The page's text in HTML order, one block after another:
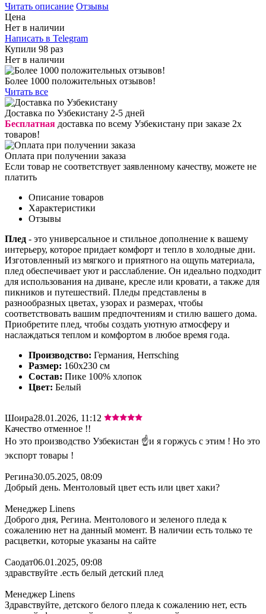
Читать описание Отзывы
Цена
Нет в наличии
Написать в Telegram
Купили 98 раз
Нет в наличии
Более 1000 положительных отзывов!
Читать все
Доставка по Узбекистану 2-5 дней
Бесплатная доставка по всему Узбекистану при заказе 2х
товаров!
Оплата при получении заказа
Если товар не соответствует заявленному качеству, можете не
платить
Описание товаров
Характеристики
Отзывы
Плед - это универсальное и стильное дополнение к вашему
интерьеру, которое придает комфорт и тепло в холодные дни.
Изготовленный из мягкого и приятного на ощупь материала,
плед обеспечивает уют и расслабление. Он идеально подходит
для использования на диване, кресле или кровати, а также для
пикников и путешествий. Пледы представлены в
разнообразных цветах, узорах и размерах, чтобы
соответствовать вашим предпочтениям и стилю вашего дома.
Приобретите плед, чтобы создать уютную атмосферу и
наслаждаться теплом и комфортом в любое время года.
Производство: Германия, Herrsching
Размер: 160х230 см
Состав: Пике 100% хлопок
Цвет: Белый
Шоира28.01.2026, 11:12
Качество отменное !!
Но это производство Узбекистан ☝️и я горжусь с этим ! Но это
экспорт товары !
Регина30.05.2025, 08:09
Добрый день. Ментоловый цвет есть или цвет хаки?
Менеджер Linens
Доброго дня, Регина. Ментолового и зеленого пледа к
сожалению нет на данный момент. В наличии есть только те
расцветки, которые указаны на сайте
Саодат06.01.2025, 09:08
здравствуйте .есть белый детский плед
Менеджер Linens
Здравствуйте, детского белого пледа к сожалению нет, есть